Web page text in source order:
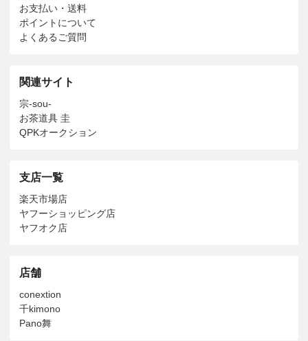
お支払い・送料
ポイントについて
よくあるご質問
関連サイト
宗-sou-
お茶道具 圭
QPKオークション
支店一覧
楽天市場店
ヤフーショッピング店
ヤフオク店
店舗
conextion
千kimono
Pano舞